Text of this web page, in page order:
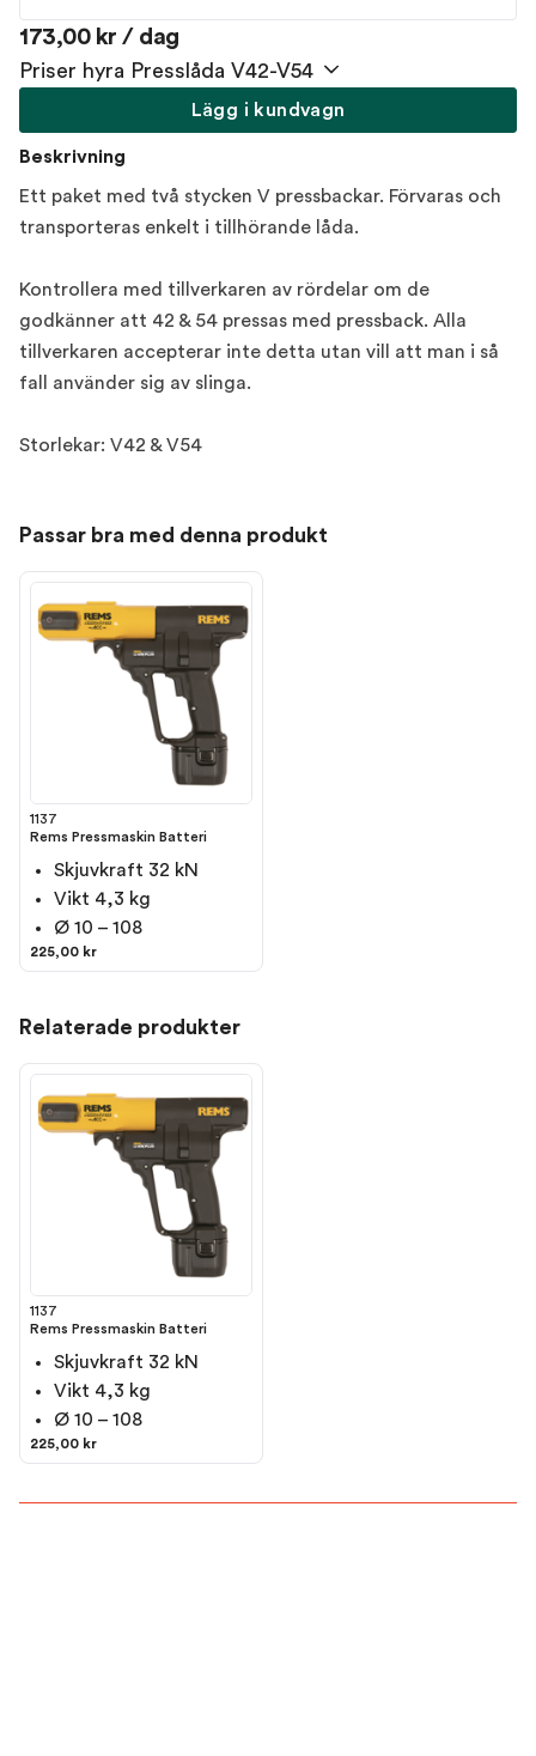
173,00 kr / dag
Priser hyra Presslåda V42-V54
Lägg i kundvagn
Beskrivning
Ett paket med två stycken V pressbackar. Förvaras och
transporteras enkelt i tillhörande låda.
Kontrollera med tillverkaren av rördelar om de
godkänner att 42 & 54 pressas med pressback. Alla
tillverkaren accepterar inte detta utan vill att man i så
fall använder sig av slinga.
Storlekar: V42 & V54
Passar bra med denna produkt
1137
Rems Pressmaskin Batteri
Skjuvkraft 32 kN
Vikt 4,3 kg
Ø 10 – 108
225,00 kr
Relaterade produkter
1137
Rems Pressmaskin Batteri
Skjuvkraft 32 kN
Vikt 4,3 kg
Ø 10 – 108
225,00 kr